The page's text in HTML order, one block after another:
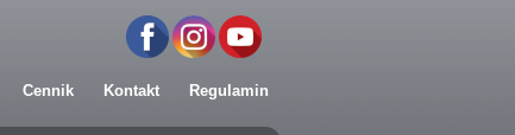
Cennik Kontakt Regulamin